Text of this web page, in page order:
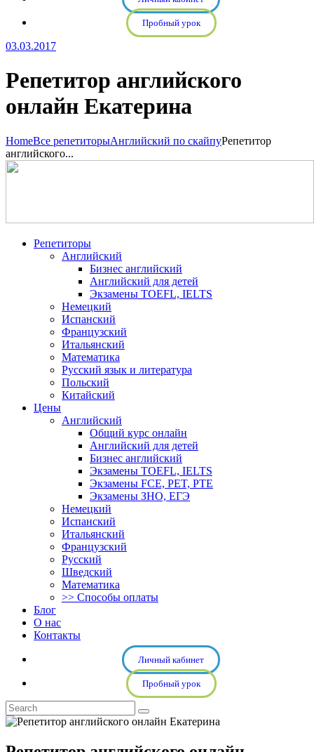
Пробный урок
03.03.2017
Репетитор английского
онлайн Екатерина
HomeВсе репетиторыАнглийский по скайпуРепетитор
английского...
Репетиторы
Английский
Бизнес английский
Английский для детей
Экзамены TOEFL, IELTS
Немецкий
Испанский
Французский
Итальянский
Математика
Русский язык и литература
Польский
Китайский
Цены
Английский
Общий курс онлайн
Английский для детей
Бизнес английский
Экзамены TOEFL, IELTS
Экзамены FCE, PET, PTE
Экзамены ЗНО, ЕГЭ
Немецкий
Испанский
Итальянский
Французский
Русский
Шведский
Математика
>> Способы оплаты
Блог
О нас
Контакты
Личный кабинет
Пробный урок